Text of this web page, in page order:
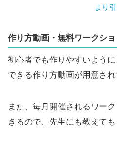
より
作り方動画・無料ワークショ
初心者でも作りやすいよう
できる作り方動画が用意され
また、毎月開催されるワー
きるので、先生にも教えても